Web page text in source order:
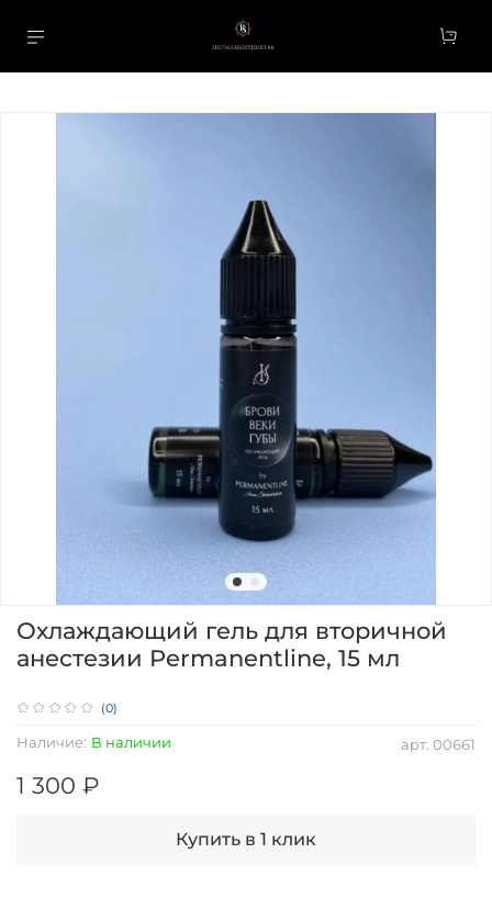
(0)
арт. 00661
Наличие: В наличии
Охлаждающий гель для вторичной
анестезии Permanentline, 15 мл
1 300 ₽
Купить в 1 клик